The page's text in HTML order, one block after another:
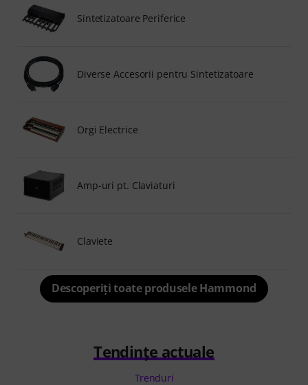
Sintetizatoare Periferice
Diverse Accesorii pentru Sintetizatoare
Orgi Electrice
Amp-uri pt. Claviaturi
Claviete
Descoperiți toate produsele Hammond
Tendințe actuale
Trenduri